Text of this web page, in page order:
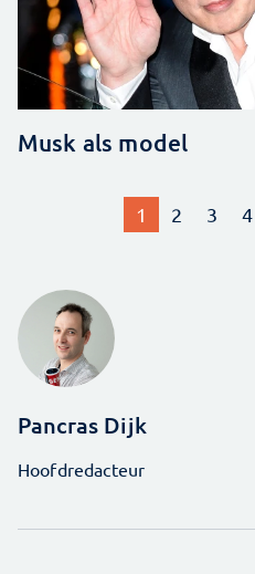
Musk als model
1 2 3 4
Pancras Dijk
Hoofdredacteur